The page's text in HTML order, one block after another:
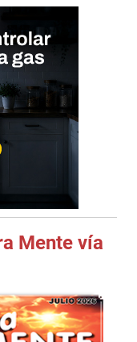
Mente vía